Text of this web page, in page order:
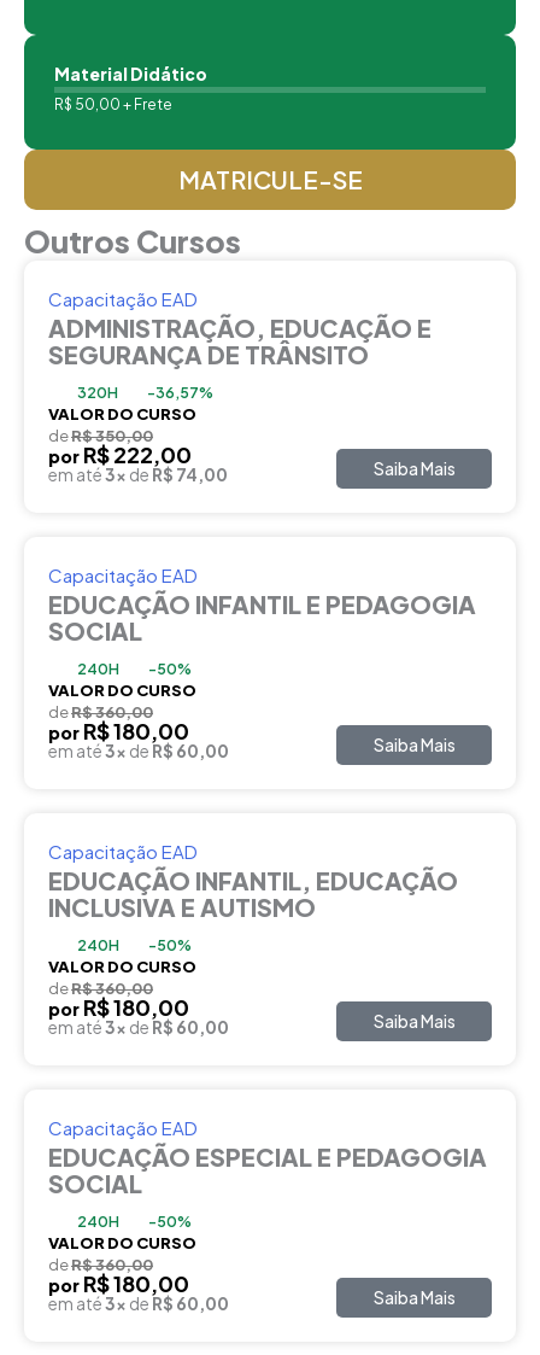
Material Didático
R$ 50,00 + Frete
MATRICULE-SE
Outros Cursos
Capacitação EAD
ADMINISTRAÇÃO, EDUCAÇÃO E
SEGURANÇA DE TRÂNSITO
320H -36,57%
VALOR DO CURSO
deR$ 350,00
por R$ 222,00
em até3x de R$ 74,00 Saiba Mais
Capacitação EAD
EDUCAÇÃO INFANTIL E PEDAGOGIA
SOCIAL
240H -50%
VALOR DO CURSO
deR$ 360,00
por R$ 180,00
em até3x de R$ 60,00 Saiba Mais
Capacitação EAD
EDUCAÇÃO INFANTIL, EDUCAÇÃO
INCLUSIVA E AUTISMO
240H -50%
VALOR DO CURSO
deR$ 360,00
por R$ 180,00
em até3x de R$ 60,00 Saiba Mais
Capacitação EAD
EDUCAÇÃO ESPECIAL E PEDAGOGIA
SOCIAL
240H -50%
VALOR DO CURSO
deR$ 360,00
por R$ 180,00
em até3x de R$ 60,00 Saiba Mais